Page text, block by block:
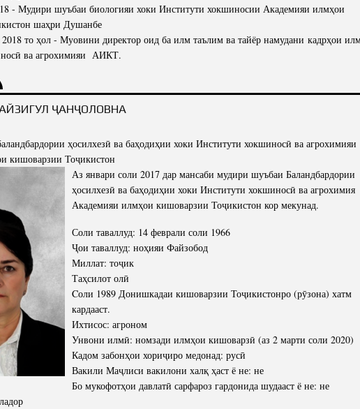
- Мудири шуъбаи биологияи хоки Институти хокшиносии Академияи илмҳои
шаҳри Душанбе
то ҳол - Муовини директор оид ба илм таълим ва тайёр намудани кадрҳои
ва агрохимияи АИКТ.
ҶАНҶОЛОВНА
ҳосилхезӣ ва баҳодиҳии хоки Институти хокшиносӣ ва агрохимияи
кишоварзии Тоҷикистон
Аз январи соли 2017 дар мансаби мудири шуъбаи Баландбардории
ҳосилхезӣ ва баҳодиҳии хоки Институти хокшиносӣ ва агрохимия
Академияи илмҳои кишоварзии Тоҷикистон кор мекунад.
Соли таваллуд: 14 феврали соли 1966
Ҷои таваллуд: ноҳияи Файзобод
Миллат: тоҷик
Таҳсилот олӣ
Cоли 1989 Донишкадаи кишоварзии Тоҷикистонро (рӯзона) хатм
кардааст.
Ихтисос: агроном
Унвони илмӣ: номзади илмҳои кишоварзӣ (аз 2 марти соли 2020)
Кадом забонҳои хориҷиро медонад: русӣ
Вакили Маҷлиси вакилони халқ ҳаст ё не: не
Бо мукофотҳои давлатӣ сарфароз гардонида шудааст ё не: не